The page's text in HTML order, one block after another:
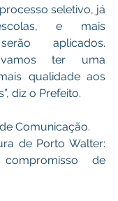
seletivo, já
e mais
aplicados.
ter uma
qualidade aos
diz o Prefeito.
de Comunicação.
de